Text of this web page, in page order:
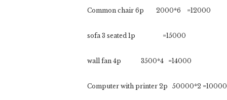
Common chair 6p 2000*6 =12000
sofa 3 seated 1p =15000
wall fan 4p 3500*4 =14000
Computer with printer 2p 50000*2